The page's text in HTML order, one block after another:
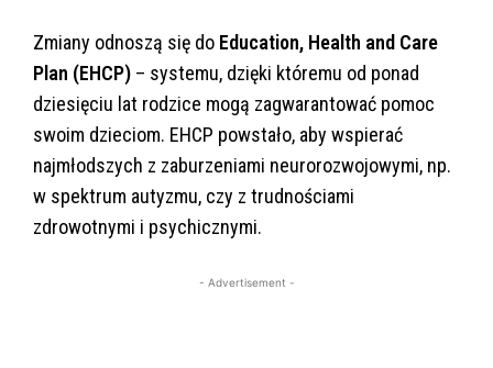
Zmiany odnoszą się do Education, Health and Care
Plan (EHCP) – systemu, dzięki któremu od ponad
dziesięciu lat rodzice mogą zagwarantować pomoc
swoim dzieciom. EHCP powstało, aby wspierać
najmłodszych z zaburzeniami neurorozwojowymi, np.
w spektrum autyzmu, czy z trudnościami
zdrowotnymi i psychicznymi.
- Advertisement -